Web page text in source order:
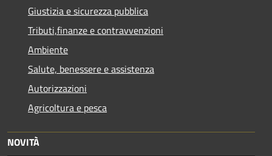
Giustizia e sicurezza pubblica
Tributi,finanze e contravvenzioni
Ambiente
Salute, benessere e assistenza
Autorizzazioni
Agricoltura e pesca
NOVITÀ